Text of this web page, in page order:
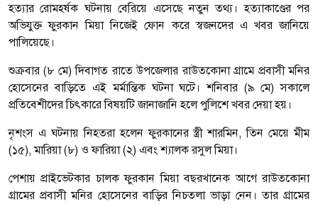
হত্যার রোমহর্ষক ঘটনায় বেরিয়ে এসেছে নতুন তথ্য। হত্যাকাণ্ডের পর
অভিযুক্ত ফুরকান মিয়া নিজেই ফোন করে স্বজনদের এ খবর জানিয়ে
পালিয়েছে।
শুক্রবার (৮ মে) দিবাগত রাতে উপজেলার রাউতকোনা গ্রামে প্রবাসী মনির
হোসেনের বাড়িতে এই মর্মান্তিক ঘটনা ঘটে। শনিবার (৯ মে) সকালে
প্রতিবেশীদের চিৎকারে বিষয়টি জানাজানি হলে পুলিশে খবর দেয়া হয়।
নৃশংস এ ঘটনায় নিহতরা হলেন ফুরকানের স্ত্রী শারমিন, তিন মেয়ে মীম
(১৫), মারিয়া (৮) ও ফারিয়া (২) এবং শ্যালক রসুল মিয়া।
পেশায় প্রাইভেটকার চালক ফুরকান মিয়া বছরখানেক আগে রাউতকোনা
গ্রামের প্রবাসী মনির হোসেনের বাড়ির নিচতলা ভাড়া নেন। তার গ্রামের